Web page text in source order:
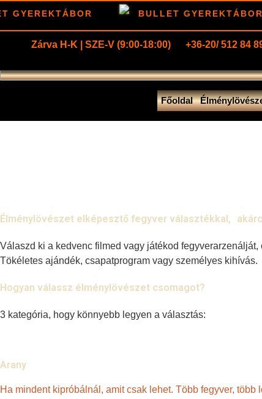
GYEREKTÁBOR BULLET GYEREKTÁBOR
Zárva H-K | SZE-V (9:00-18:00) +36-20/ 512 84
Főoldal
Élménylövészet elképesztő fegyver választékkal,
Válaszd ki a kedvenc filmed vagy játékod
Tökéletes ajándék, csapatprogram vagy személyes kihívás.
Hogyan válassz élménylövészet csomagot?
3 kategória, hogy könnyebb legyen a választás:
Arany
Ha mindent kipróbálnál, amit csak lehet. Több fegyver,